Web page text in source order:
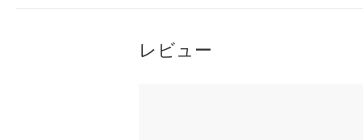
レビュー